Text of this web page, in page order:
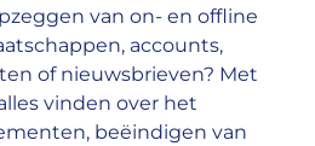
van on- en offline
accounts,
of nieuwsbrieven? Met
vinden over het
beëindigen van